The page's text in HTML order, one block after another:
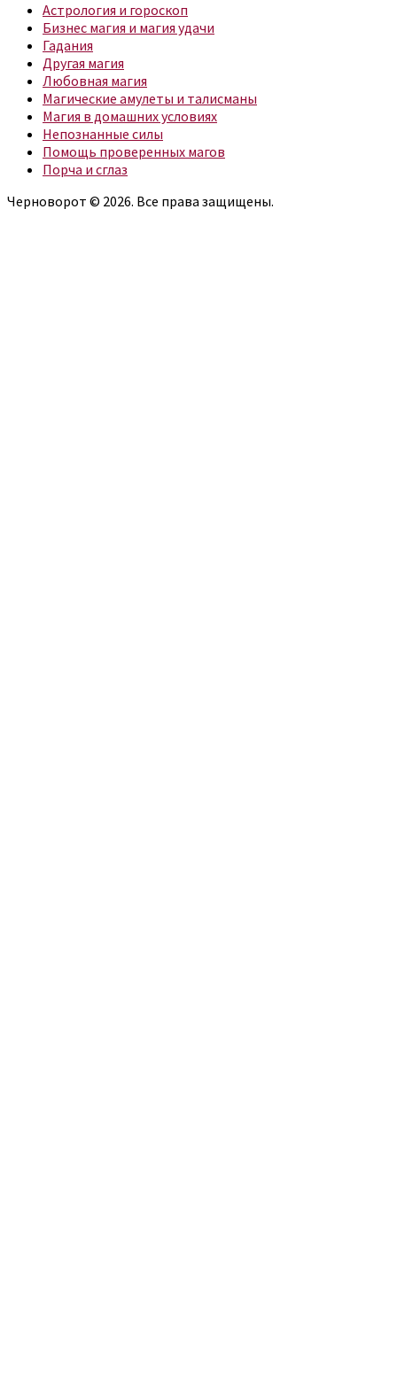
Астрология и гороскоп
Бизнес магия и магия удачи
Гадания
Другая магия
Любовная магия
Магические амулеты и талисманы
Магия в домашних условиях
Непознанные силы
Помощь проверенных магов
Порча и сглаз
Черноворот © 2026. Все права защищены.